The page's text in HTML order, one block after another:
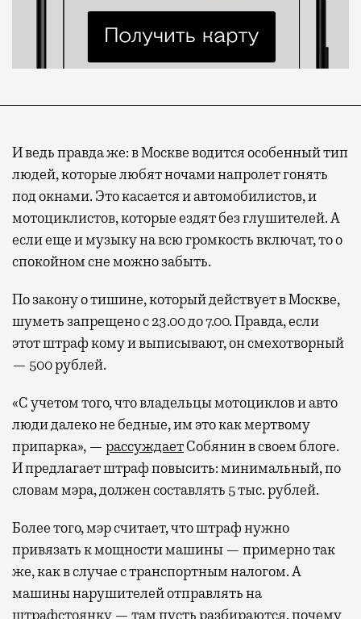
И ведь правда же: в Москве водится особенный тип
людей, которые любят ночами напролет гонять
под окнами. Это касается и автомобилистов, и
мотоциклистов, которые ездят без глушителей. А
если еще и музыку на всю громкость включат, то о
спокойном сне можно забыть.
По закону о тишине, который действует в Москве,
шуметь запрещено с 23.00 до 7.00. Правда, если
этот штраф кому и выписывают, он смехотворный
— 500 рублей.
«С учетом того, что владельцы мотоциклов и авто
люди далеко не бедные, им это как мертвому
припарка», — рассуждаетСобянин в своем блоге.
И предлагает штраф повысить: минимальный, по
словам мэра, должен составлять 5 тыс. рублей.
Более того, мэр считает, что штраф нужно
привязать к мощности машины — примерно так
же, как в случае с транспортным налогом. А
машины нарушителей отправлять на
штрафстоянку — там пусть разбираются, почему